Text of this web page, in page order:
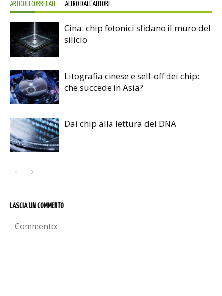
ARTICOLI CORRELATI ALTRO DALL'AUTORE
Cina: chip fotonici sfidano il muro del
silicio
Litografia cinese e sell-off dei chip:
che succede in Asia?
Dai chip alla lettura del DNA
LASCIA UN COMMENTO